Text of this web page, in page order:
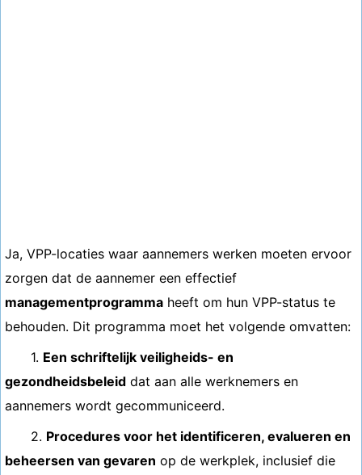
Ja, VPP-locaties waar aannemers werken moeten ervoor
zorgen dat de aannemer een effectief
managementprogramma heeft om hun VPP-status te
behouden. Dit programma moet het volgende omvatten:
1. Een schriftelijk veiligheids- en
gezondheidsbeleid dat aan alle werknemers en
aannemers wordt gecommuniceerd.
2. Procedures voor het identificeren, evalueren en
beheersen van gevaren op de werkplek, inclusief die